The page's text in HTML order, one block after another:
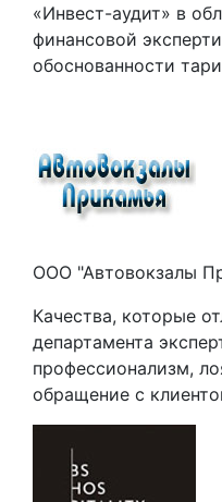
«Инвест-аудит» в
финансовой
обоснованности
ООО "Автовокзалы
Качества, которые
департамента
профессионализм,
обращение с